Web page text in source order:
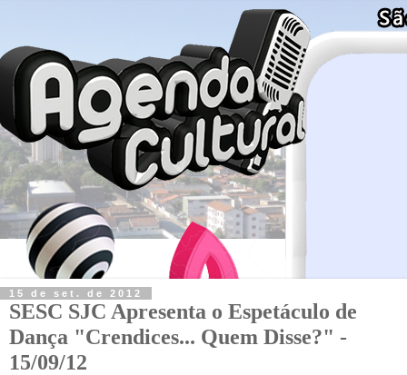
15 de set. de 2012
SESC SJC Apresenta o Espetáculo de
Dança "Crendices... Quem Disse?" -
15/09/12